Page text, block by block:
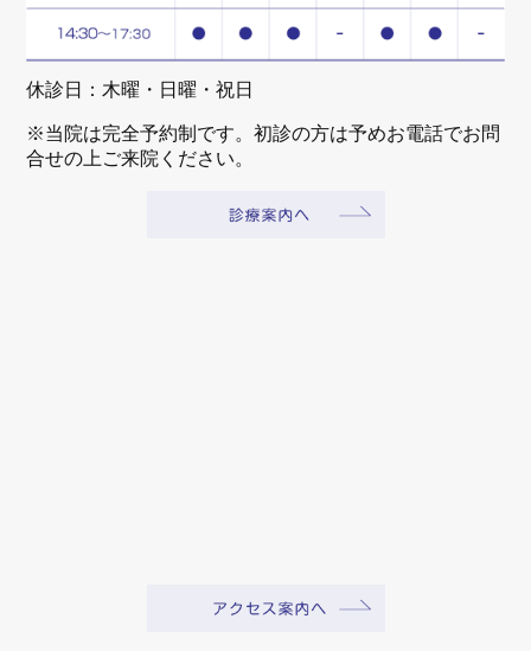
休診日：木曜・日曜・祝日
※当院は完全予約制です。初診の方は予めお電話でお問
合せの上ご来院ください。